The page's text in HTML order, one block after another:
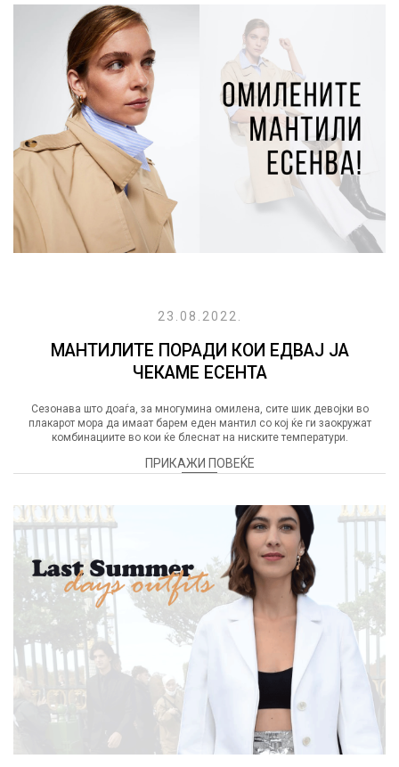
23.08.2022.
МАНТИЛИТЕ ПОРАДИ КОИ ЕДВАЈ ЈА
ЧЕКАМЕ ЕСЕНТА
Сезонава што доаѓа, за многумина омилена, сите шик девојки во
плакарот мора да имаат барем еден мантил со кој ќе ги заокружат
комбинациите во кои ќе блеснат на ниските температури.
ПРИКАЖИ ПОВЕЌЕ